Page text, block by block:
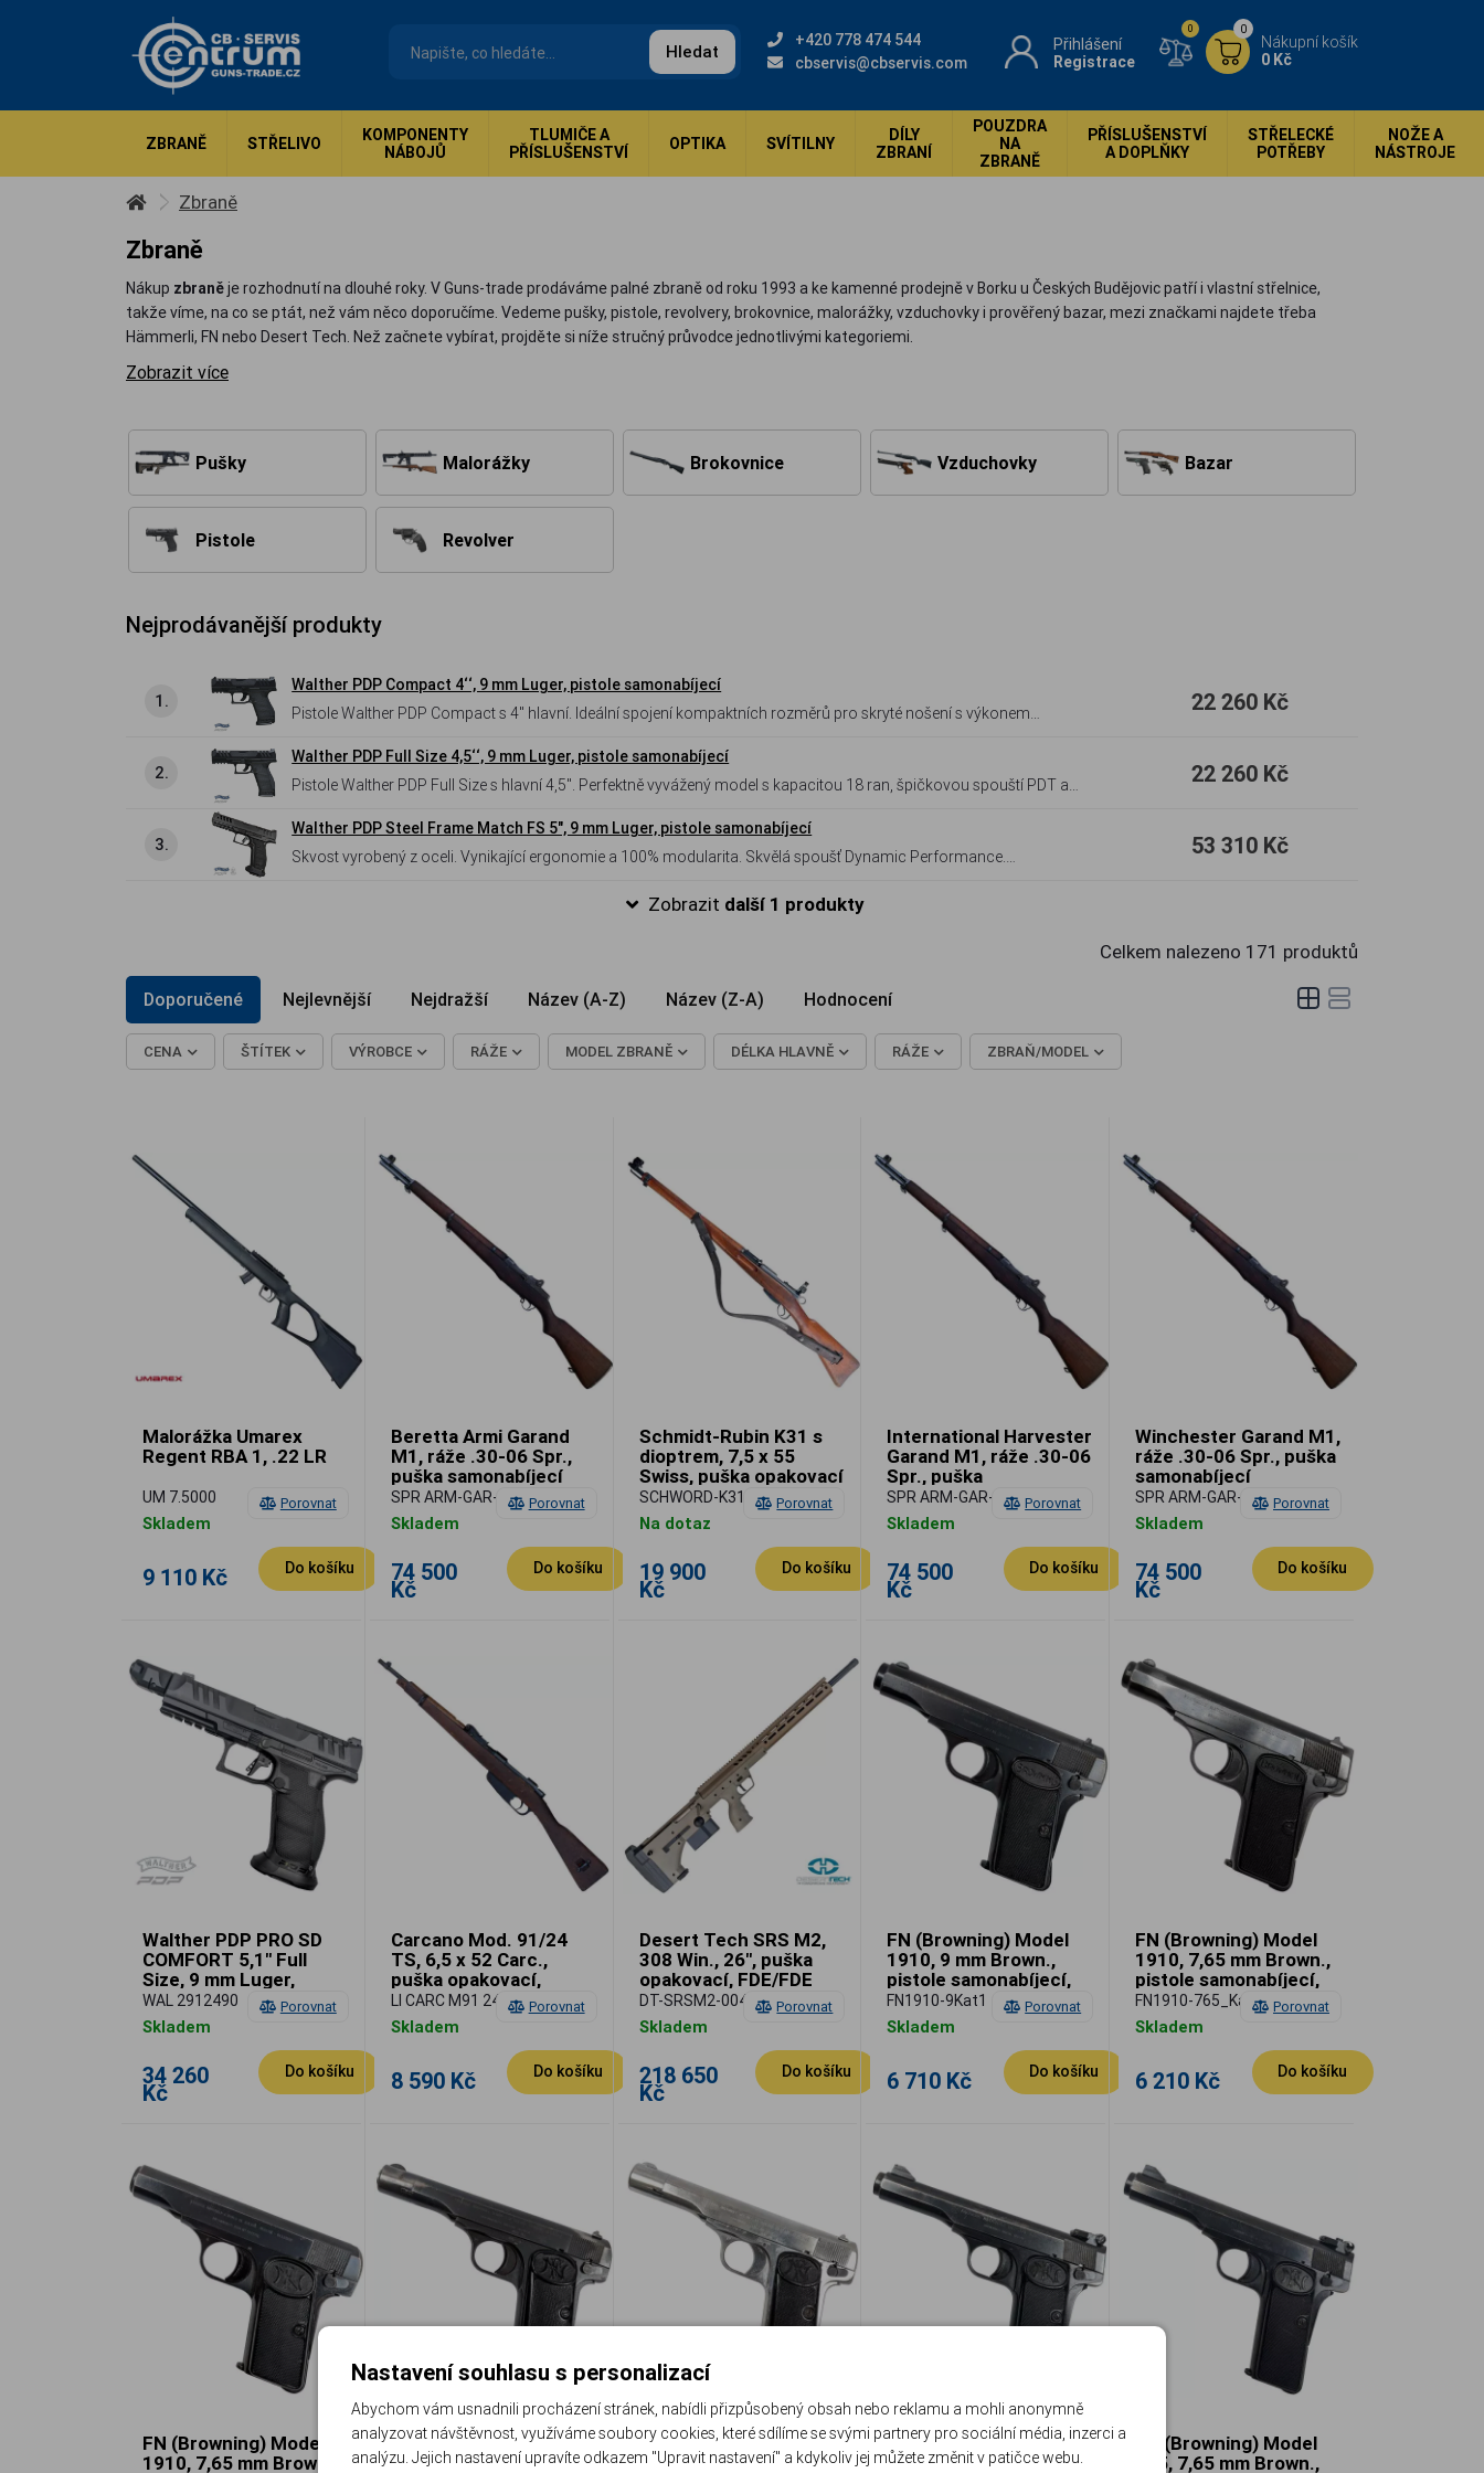
Hledat
+420 778 474 544
cbservis@cbservis.com
Přihlášení
Registrace
0
Nákupní košík
0 Kč
0
ZBRANĚ STŘELIVO
KOMPONENTY
NÁBOJŮ
TLUMIČE A
PŘÍSLUŠENSTVÍ
OPTIKA SVÍTILNY
DÍLY
ZBRANÍ
POUZDRA
NA
ZBRANĚ
PŘÍSLUŠENSTVÍ
A DOPLŇKY
STŘELECKÉ
POTŘEBY
NOŽE A
NÁSTROJE
Zbraně
Zbraně
Nákup zbraněje rozhodnutí na dlouhé roky. V Guns-trade prodáváme palné zbraně od roku 1993 a ke kamenné prodejně v Borku u Českých Budějovic patří i vlastní střelnice,
takže víme, na co se ptát, než vám něco doporučíme. Vedeme pušky, pistole, revolvery, brokovnice, malorážky, vzduchovky i prověřený bazar, mezi značkami najdete třeba
Hämmerli, FN nebo Desert Tech. Než začnete vybírat, projděte si níže stručný průvodce jednotlivými kategoriemi.
Zobrazit více
Pušky Malorážky Brokovnice Vzduchovky Bazar
Pistole Revolver
Nejprodávanější produkty
1.
Walther PDP Compact 4‘‘, 9 mm Luger, pistole samonabíjecí
Pistole Walther PDP Compact s 4" hlavní. Ideální spojení kompaktních rozměrů pro skryté nošení s výkonem
22 260 Kč
2.
Walther PDP Full Size 4,5‘‘, 9 mm Luger, pistole samonabíjecí
Pistole Walther PDP Full Size s hlavní 4,5". Perfektně vyvážený model s kapacitou 18 ran, špičkovou spouští PDT a
22 260 Kč
3.
Walther PDP Steel Frame Match FS 5", 9 mm Luger, pistole samonabíjecí
Skvost vyrobený z oceli. Vynikající ergonomie a 100% modularita. Skvělá spoušť Dynamic Performance.
53 310 Kč
Zobrazit další 1 produkty
Celkem nalezeno 171 produktů
Doporučené Nejlevnější Nejdražší Název (A-Z) Název (Z-A) Hodnocení
CENA ŠTÍTEK VÝROBCE RÁŽE MODEL ZBRANĚ DÉLKA HLAVNĚ RÁŽE ZBRAŇ/MODEL
Porovnat
Malorážka Umarex
Regent RBA 1, .22 LR
UM 7.5000
Skladem
9 110 Kč Do košíku
Porovnat
Beretta Armi Garand
M1, ráže .30-06 Spr.,
puška samonabíjecí
SPR ARM-GAR-M1-BER
Skladem
74 500
Kč
Do košíku
Porovnat
Schmidt-Rubin K31 s
dioptrem, 7,5 x 55
Swiss, puška opakovací
SCHWORD-K31-A
Na dotaz
19 900
Kč
Do košíku
Porovnat
International Harvester
Garand M1, ráže .30-06
Spr., puška
samonabíjecí
SPR ARM-GAR-M1-IHC
Skladem
74 500
Kč
Do košíku
Porovnat
Winchester Garand M1,
ráže .30-06 Spr., puška
samonabíjecí
SPR ARM-GAR-M1-W
Skladem
74 500
Kč
Do košíku
Porovnat
Walther PDP PRO SD
COMFORT 5,1" Full
Size, 9 mm Luger,
pistole samonabíjecí
WAL 2912490
Skladem
34 260
Kč
Do košíku
Porovnat
Carcano Mod. 91/24
TS, 6,5 x 52 Carc.,
puška opakovací,
použitá
LI CARC M91 24TS
Skladem
8 590 Kč Do košíku
Porovnat
Desert Tech SRS M2,
308 Win., 26", puška
opakovací, FDE/FDE
DT-SRSM2-004
Skladem
218 650
Kč
Do košíku
Porovnat
FN (Browning) Model
1910, 9 mm Brown.,
pistole samonabíjecí,
výborný stav, použitá
FN1910-9Kat1
Skladem
6 710 Kč Do košíku
Porovnat
FN (Browning) Model
1910, 7,65 mm Brown.,
pistole samonabíjecí,
dobrý stav, použitá
FN1910-765_Kat2
Skladem
6 210 Kč Do košíku
FN (Browning) Model
1910, 7,65 mm Brown.,
FN Model 1910/22,
7,65 mm Brw.,
FN (Browning) Model
1910/22, 7,65 mm
FN (Browning) Model
125, 7,65 mm Brown.,
FN (Browning) Model
125, 7,65 mm Brown.,
Nastavení souhlasu s personalizací
Abychom vám usnadnili procházení stránek, nabídli přizpůsobený obsah nebo reklamu a mohli anonymně
analyzovat návštěvnost, využíváme soubory cookies, které sdílíme se svými partnery pro sociální média, inzerci a
analýzu. Jejich nastavení upravíte odkazem "Upravit nastavení" a kdykoliv jej můžete změnit v patičce webu.